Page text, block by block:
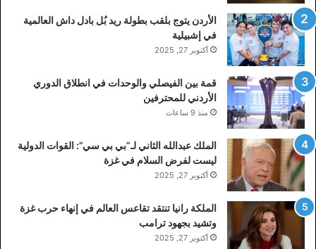
الأردن يتوج بلقب بطولة ريد بُل بادل داش العالمية
في إشبيلية
أكتوبر 27, 2025
قمة بين الفيصلي والوحدات في انطلاق الدوري
الأردني للمحترفين
منذ 9 ساعات
الملك عبدالله الثاني لـ”بي بي سي”: القوات الدولية
ليست لفرض السلام في غزة
أكتوبر 27, 2025
الملكة رانيا تنتقد تقاعس العالم في إنهاء حرب غزة
وتشيد بجهود ترامب
أكتوبر 27, 2025